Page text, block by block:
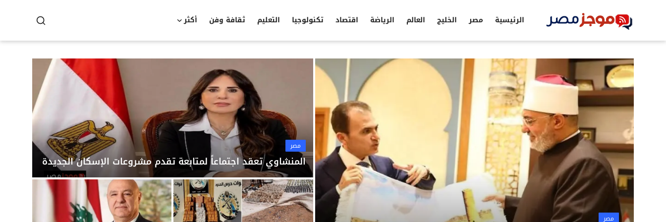
الرئيسية مصر الخليج العالم الرياضة اقتصاد تكنولوجيا التعليم ثقافة وفن أكثر
الرئيسية
تكنولوجيا
مصر مصر
مصر
المنشاوي تعقد اجتماعاً لمتابعة تقدم مشروعات الإسكان الجديدة